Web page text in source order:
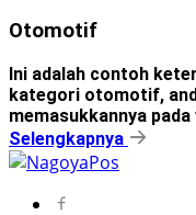
Otomotif
Ini adalah contoh
kategori otomotif,
memasukkannya
Selengkapnya